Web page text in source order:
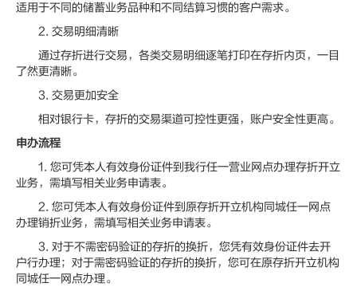
适用于不同的储蓄业务品种和不同结算习惯的客户需求。
2. 交易明细清晰
通过存折进行交易，各类交易明细逐笔打印在存折内页，一目
了然更清晰。
3. 交易更加安全
相对银行卡，存折的交易渠道可控性更强，账户安全性更高。
申办流程
1. 您可凭本人有效身份证件到我行任一营业网点办理存折开立
业务，需填写相关业务申请表。
2. 您可凭本人有效身份证件到原存折开立机构同城任一网点
办理销折业务，需填写相关业务申请表。
3. 对于不需密码验证的存折的换折，您凭有效身份证件去开
户行办理；对于需密码验证的存折的换折，您可在原存折开立机构
同城任一网点办理。